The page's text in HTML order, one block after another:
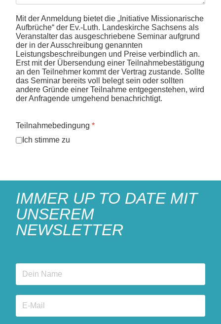
Mit der Anmeldung bietet die „Initiative Missionarische
Aufbrüche“ der Ev.-Luth. Landeskirche Sachsens als
Veranstalter das ausgeschriebene Seminar aufgrund
der in der Ausschreibung genannten
Leistungsbeschreibungen und Preise verbindlich an.
Erst mit der Übersendung einer Teilnahmebestätigung
an den Teilnehmer kommt der Vertrag zustande. Sollte
das Seminar bereits voll belegt sein oder sollten
andere Gründe einer Teilnahme entgegenstehen, wird
der Anfragende umgehend benachrichtigt.
Teilnahmebedingung *
Ich stimme zu
IMMER UP TO DATE MIT
UNSEREM
NEWSLETTER